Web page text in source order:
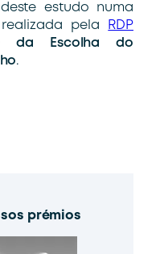
estudo numa
pela
RDP
da Escolha do
.
prémios